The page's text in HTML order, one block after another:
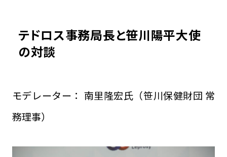
テドロス事務局長と笹川陽平大使
の対談
モデレーター： 南里隆宏氏（笹川保健財団 常
務理事）